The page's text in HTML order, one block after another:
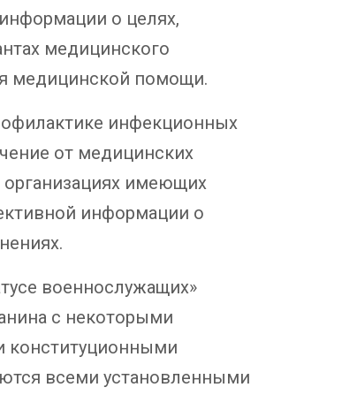
о целях,
медицинского
медицинской помощи.
инфекционных
от медицинских
имеющих
информации о
военнослужащих»
с некоторыми
конституционными
всеми установленными